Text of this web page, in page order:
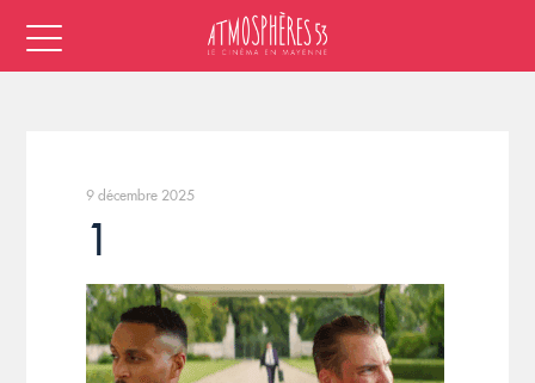
9 décembre 2025
1